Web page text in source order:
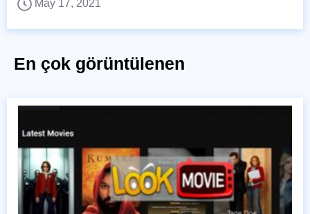
May 17, 2021
En çok görüntülenen